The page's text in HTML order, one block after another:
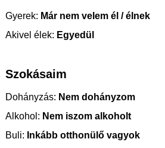
Gyerek: Már nem velem él / élnek
Akivel élek: Egyedül
Szokásaim
Dohányzás: Nem dohányzom
Alkohol: Nem iszom alkoholt
Buli: Inkább otthonülő vagyok